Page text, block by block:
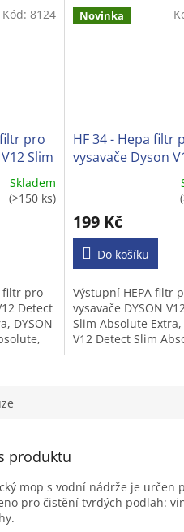
pro
Slim
Skladem
(>150 ks)
filtr pro
Detect
DYSON
Kód: 8124 Novinka
HF 34 - Hepa filtr
vysavače Dyson
produktu
je
4,0
z
5
hvězdiček.
199 Kč
Do košíku
Výstupní HEPA filtr
vysavače DYSON
Slim Absolute Extra,
V12 Detect Slim
produktu
mop s vodní nádrže je určen
pro čistění tvrdých podlah: